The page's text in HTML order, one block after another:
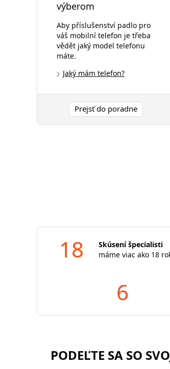
výberom
Aby příslušenství padlo pro
váš mobilní telefon je třeba
vědět jaký model telefonu
máte.
Jaký mám telefon?
Prejsť do poradne
18
Skúsení špecialisti
máme viac ako 18
6
PODEĽTE SA SO